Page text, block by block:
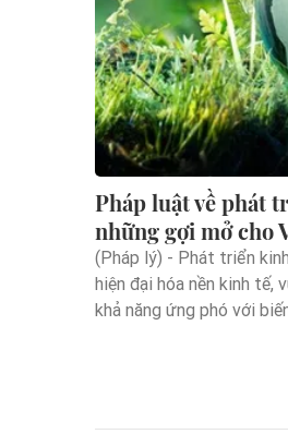
Pháp luật về phát
những gợi mở cho
(Pháp lý) - Phát triển
hiện đại hóa nền kinh
khả năng ứng phó với